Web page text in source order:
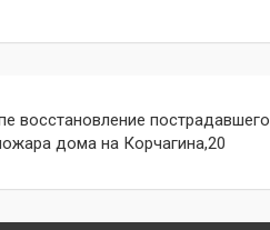
восстановление пострадавшего
дома на Корчагина,20